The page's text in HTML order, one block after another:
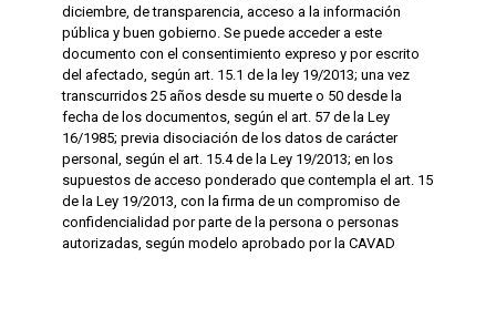
diciembre, de transparencia, acceso a la información
pública y buen gobierno. Se puede acceder a este
documento con el consentimiento expreso y por escrito
del afectado, según art. 15.1 de la ley 19/2013; una vez
transcurridos 25 años desde su muerte o 50 desde la
fecha de los documentos, según el art. 57 de la Ley
16/1985; previa disociación de los datos de carácter
personal, según el art. 15.4 de la Ley 19/2013; en los
supuestos de acceso ponderado que contempla el art. 15
de la Ley 19/2013, con la firma de un compromiso de
confidencialidad por parte de la persona o personas
autorizadas, según modelo aprobado por la CAVAD